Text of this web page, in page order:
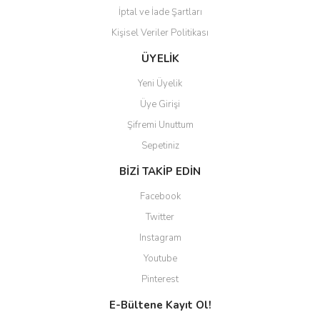
Gönder
İptal ve İade Şartları
Kişisel Veriler Politikası
ÜYELİK
Yeni Üyelik
Üye Girişi
Şifremi Unuttum
Sepetiniz
BİZİ TAKİP EDİN
Facebook
Twitter
Instagram
Youtube
Pinterest
E-Bültene Kayıt Ol!